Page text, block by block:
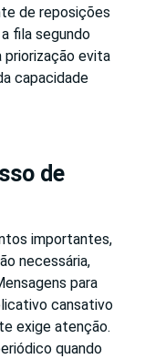
de reposições
fila segundo
priorização evita
capacidade
de
importantes,
necessária,
para
cansativo
exige atenção.
quando